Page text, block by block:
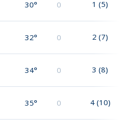
30° 0 1 (5)
32° 0 2 (7)
34° 0 3 (8)
35° 0 4 (10)